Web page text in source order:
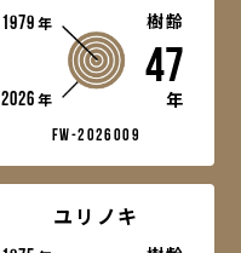
1979年
2026年
樹齢
47
年
fw-2026009
ユリノキ